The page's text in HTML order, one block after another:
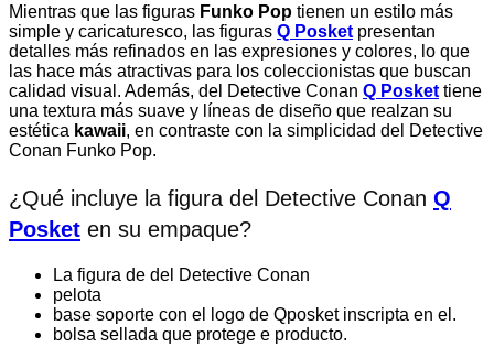
Mientras que las figuras Funko Pop tienen un estilo más
simple y caricaturesco, las figuras Q Posket presentan
detalles más refinados en las expresiones y colores, lo que
las hace más atractivas para los coleccionistas que buscan
calidad visual. Además, del Detective Conan Q Posket tiene
una textura más suave y líneas de diseño que realzan su
estética kawaii, en contraste con la simplicidad del Detective
Conan Funko Pop.
¿Qué incluye la figura del Detective Conan Q
Posket en su empaque?
La figura de del Detective Conan
pelota
base soporte con el logo de Qposket inscripta en el.
bolsa sellada que protege e producto.